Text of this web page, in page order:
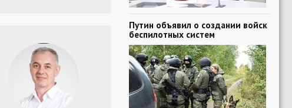
Путин объявил о создании войск
беспилотных систем